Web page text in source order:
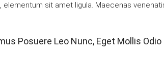
sit amet ligula. Maecenas
Posuere Leo Nunc, Eget Mollis Odio